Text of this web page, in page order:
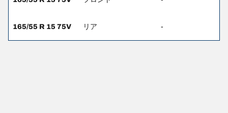
165/55 R 15 75V リア -